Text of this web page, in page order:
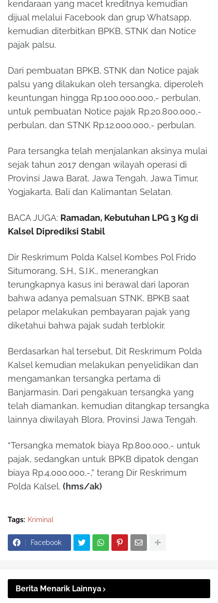
kendaraan yang macet kreditnya kemudian
dijual melalui Facebook dan grup Whatsapp,
kemudian diterbitkan BPKB, STNK dan Notice
pajak palsu.
Dari pembuatan BPKB, STNK dan Notice pajak
palsu yang dilakukan oleh tersangka, diperoleh
keuntungan hingga Rp.100.000.000,- perbulan,
untuk pembuatan Notice pajak Rp.20.800.000,-
perbulan, dan STNK Rp.12.000.000,- perbulan.
Para tersangka telah menjalankan aksinya mulai
sejak tahun 2017 dengan wilayah operasi di
Provinsi Jawa Barat, Jawa Tengah, Jawa Timur,
Yogjakarta, Bali dan Kalimantan Selatan.
BACA JUGA: Ramadan, Kebutuhan LPG 3 Kg di
Kalsel Diprediksi Stabil
Dir Reskrimum Polda Kalsel Kombes Pol Frido
Situmorang, S.H., S.I.K., menerangkan
terungkapnya kasus ini berawal dari laporan
bahwa adanya pemalsuan STNK, BPKB saat
pelapor melakukan pembayaran pajak yang
diketahui bahwa pajak sudah terblokir.
Berdasarkan hal tersebut, Dit Reskrimum Polda
Kalsel kemudian melakukan penyelidikan dan
mengamankan tersangka pertama di
Banjarmasin. Dari pengakuan tersangka yang
telah diamankan, kemudian ditangkap tersangka
lainnya diwilayah Blora, Provinsi Jawa Tengah.
“Tersangka mematok biaya Rp.800.000,- untuk
pajak, sedangkan untuk BPKB dipatok dengan
biaya Rp.4.000.000,-,” terang Dir Reskrimum
Polda Kalsel. (hms/ak)
Tags: Kriminal
Facebook
Berita Menarik Lainnya